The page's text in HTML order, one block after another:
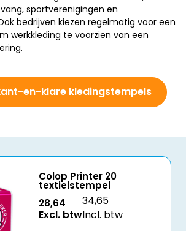
sportverenigingen en
bedrijven kiezen regelmatig voor een
werkkleding te voorzien van een
en-klare kledingstempels
Colop Printer 20
textielstempel
28,64
Excl. btw
34,65
Incl. btw